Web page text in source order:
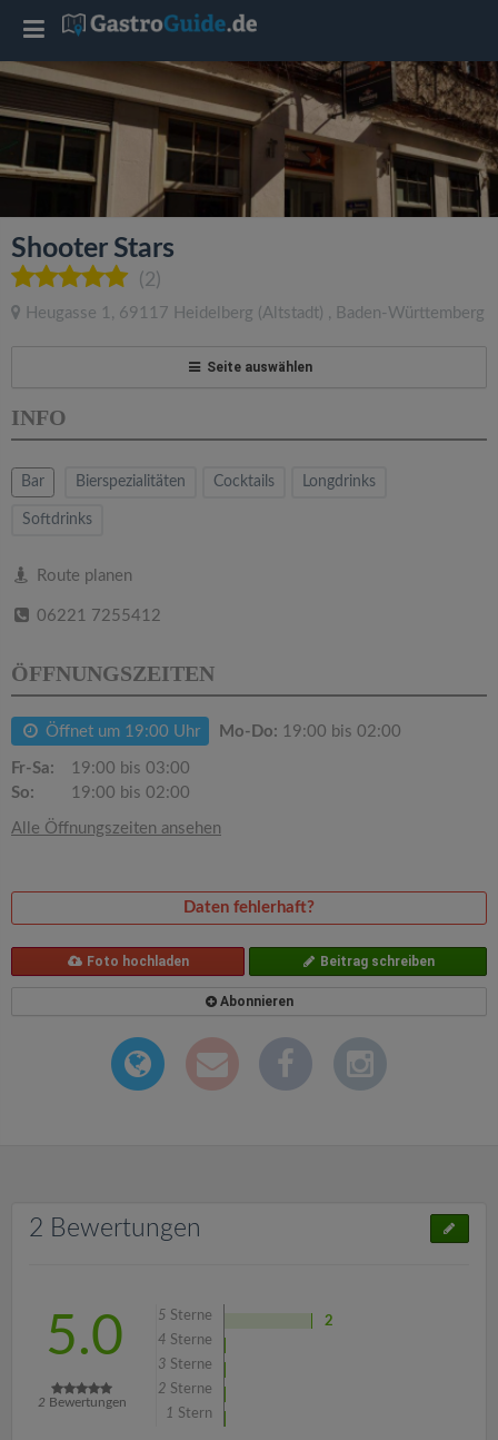
Shooter Stars
(2)
Heugasse 1 , 69117 Heidelberg (Altstadt) , Baden-Württemberg
Seite auswählen
INFO
Bar Bierspezialitäten Cocktails Longdrinks
Softdrinks
Route planen
06221 7255412
ÖFFNUNGSZEITEN
Öffnet um 19:00 Uhr Mo-Do: 19:00 bis 02:00
Fr-Sa:
19:00 bis 03:00
So:
19:00 bis 02:00
Alle Öffnungszeiten ansehen
Daten fehlerhaft?
Foto hochladen Beitrag schreiben
Abonnieren
2 Bewertungen
5.0
2 Bewertungen
5 Sterne
2
4 Sterne
3 Sterne
2 Sterne
1 Stern
T
o
l
e
a
v
g
a
t